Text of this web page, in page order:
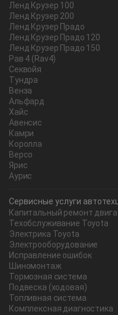
Ленд Крузер 100
Ленд Крузер 200
Ленд Крузер Прадо
Ленд Крузер Прадо 120
Ленд Крузер Прадо 150
Рав 4 (Rav4)
Секвойя
Тундра
Венза
Альфард
Хайс
Авенсис
Камри
Королла
Версо
Ярис
Аурис
Сервисные услуги
Капитальный ремонт
Техобслуживание Toyota
Электрика Toyota
Электрооборудование
Исправление ошибок
Шиномонтаж
Тормозная система
Подвеска (ходовая)
Топливная система
Комплексная диагностика